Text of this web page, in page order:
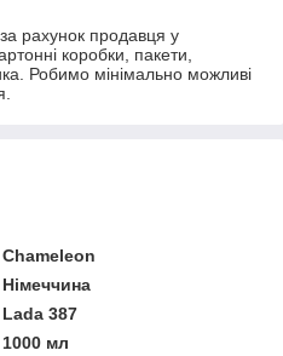
рахунок продавця у
коробки, пакети,
Робимо мінімально можливі
Chameleon
Німеччина
Lada 387
1000 мл